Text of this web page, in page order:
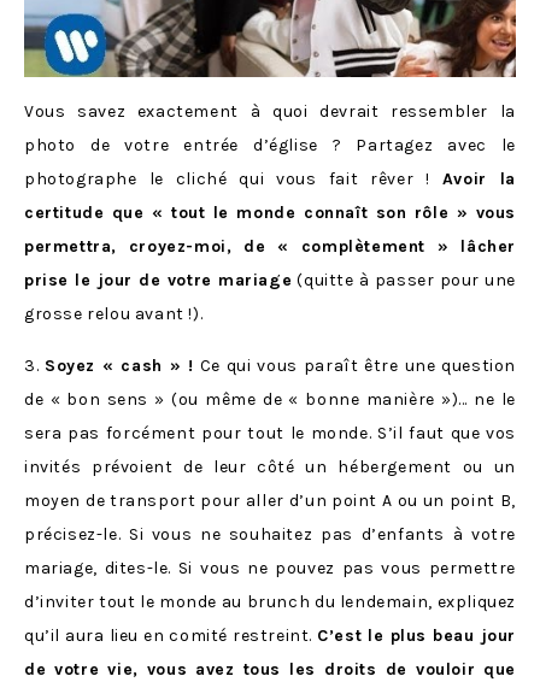
Vous savez exactement à quoi devrait ressembler la
photo de votre entrée d’église ? Partagez avec le
photographe le cliché qui vous fait rêver ! Avoir la
certitude que « tout le monde connaît son rôle » vous
permettra, croyez-moi, de « complètement » lâcher
prise le jour de votre mariage (quitte à passer pour une
grosse relou avant !).
3. Soyez « cash » ! Ce qui vous paraît être une question
de « bon sens » (ou même de « bonne manière »)… ne le
sera pas forcément pour tout le monde. S’il faut que vos
invités prévoient de leur côté un hébergement ou un
moyen de transport pour aller d’un point A ou un point B,
précisez-le. Si vous ne souhaitez pas d’enfants à votre
mariage, dites-le. Si vous ne pouvez pas vous permettre
d’inviter tout le monde au brunch du lendemain, expliquez
qu’il aura lieu en comité restreint. C’est le plus beau jour
de votre vie, vous avez tous les droits de vouloir que